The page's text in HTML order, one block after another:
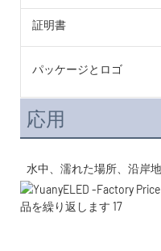
証明書
パッケージとロゴ
応用